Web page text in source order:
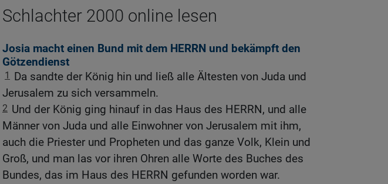
Schlachter 2000 online lesen
Josia macht einen Bund mit dem HERRN und bekämpft den
Götzendienst
1
Da sandte der König hin und ließ alle Ältesten von Juda und
Jerusalem zu sich versammeln.
2 Und der König ging hinauf in das Haus des HERRN, und alle
Männer von Juda und alle Einwohner von Jerusalem mit ihm,
auch die Priester und Propheten und das ganze Volk, Klein und
Groß, und man las vor ihren Ohren alle Worte des Buches des
Bundes, das im Haus des HERRN gefunden worden war.